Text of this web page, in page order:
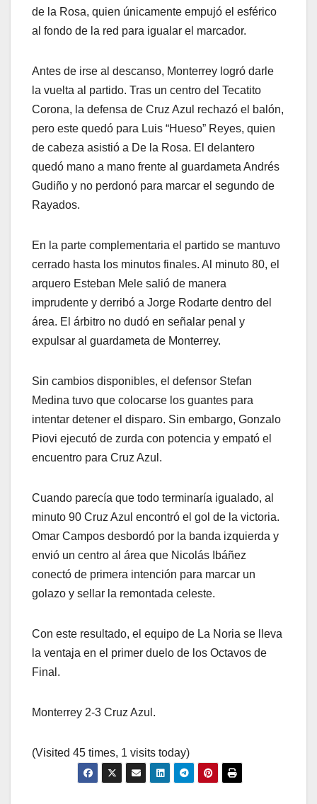
de la Rosa, quien únicamente empujó el esférico
al fondo de la red para igualar el marcador.
Antes de irse al descanso, Monterrey logró darle
la vuelta al partido. Tras un centro del Tecatito
Corona, la defensa de Cruz Azul rechazó el balón,
pero este quedó para Luis “Hueso” Reyes, quien
de cabeza asistió a De la Rosa. El delantero
quedó mano a mano frente al guardameta Andrés
Gudiño y no perdonó para marcar el segundo de
Rayados.
En la parte complementaria el partido se mantuvo
cerrado hasta los minutos finales. Al minuto 80, el
arquero Esteban Mele salió de manera
imprudente y derribó a Jorge Rodarte dentro del
área. El árbitro no dudó en señalar penal y
expulsar al guardameta de Monterrey.
Sin cambios disponibles, el defensor Stefan
Medina tuvo que colocarse los guantes para
intentar detener el disparo. Sin embargo, Gonzalo
Piovi ejecutó de zurda con potencia y empató el
encuentro para Cruz Azul.
Cuando parecía que todo terminaría igualado, al
minuto 90 Cruz Azul encontró el gol de la victoria.
Omar Campos desbordó por la banda izquierda y
envió un centro al área que Nicolás Ibáñez
conectó de primera intención para marcar un
golazo y sellar la remontada celeste.
Con este resultado, el equipo de La Noria se lleva
la ventaja en el primer duelo de los Octavos de
Final.
Monterrey 2-3 Cruz Azul.
(Visited 45 times, 1 visits today)